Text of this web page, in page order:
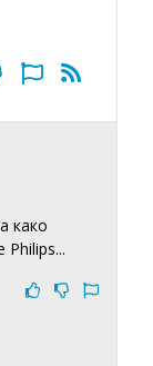
како
Philips...